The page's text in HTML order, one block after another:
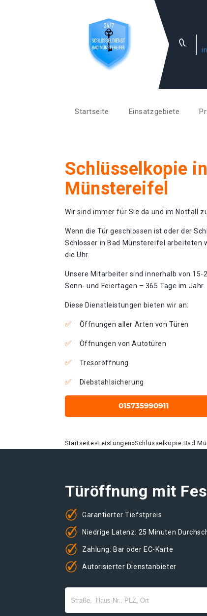
Startseite Einsatzgebiete
Schlüsselkopie
Münstereifel
Wir sind immer für Sie da und im Notfall
Wenn die Tür geschlossen ist oder der
Schlosser in Bad Münstereifel arbeiteten
die Uhr.
Unsere Mitarbeiter sind innerhalb von 15-
Sonn- und Feiertagen – 365 Tage im Jahr.
Diese Dienstleistungen bieten wir an:
Öffnungen aller Arten von Türen
Öffnungen von Autotüren
Tresoröffnung
Diebstahlsicherung
Startseite»Leistungen»Schlüsselkopie Bad
Türöffnung mit
Garantierter Tiefstpreis
Niedrige Latenz: 25 Minuten
Zahlung: Bar oder EC-Karte
Autorisierter Dienstanbieter